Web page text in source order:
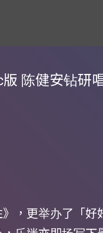
陈健安钻研
，更举办了「好